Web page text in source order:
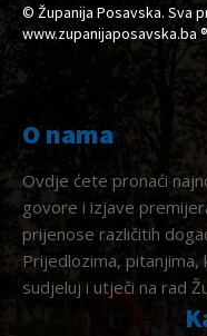
© Županija Posavska. Sva
www.zupanijaposavska.ba
O nama
Ovdje ćete pronaći
govore i izjave
prijenose različitih
Prijedlozima, pitanjima,
sudjeluj i utječi na rad